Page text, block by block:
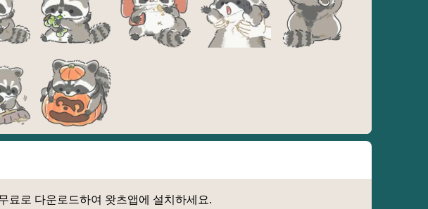
료로 다운로드하여 왓츠앱에 설치하세요.